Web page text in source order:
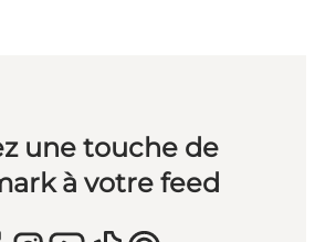
une touche de
à votre feed